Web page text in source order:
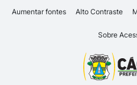
Seção de
Ir para o conteúdo
Ir para o rodapé [alt+4]
Aumentar fontes Alto Contraste
Sobre
Seção do